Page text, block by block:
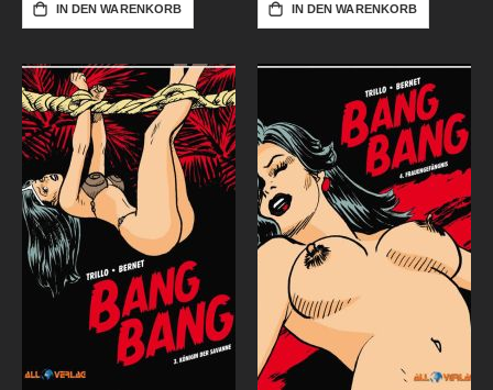
IN DEN WARENKORB IN DEN WARENKORB